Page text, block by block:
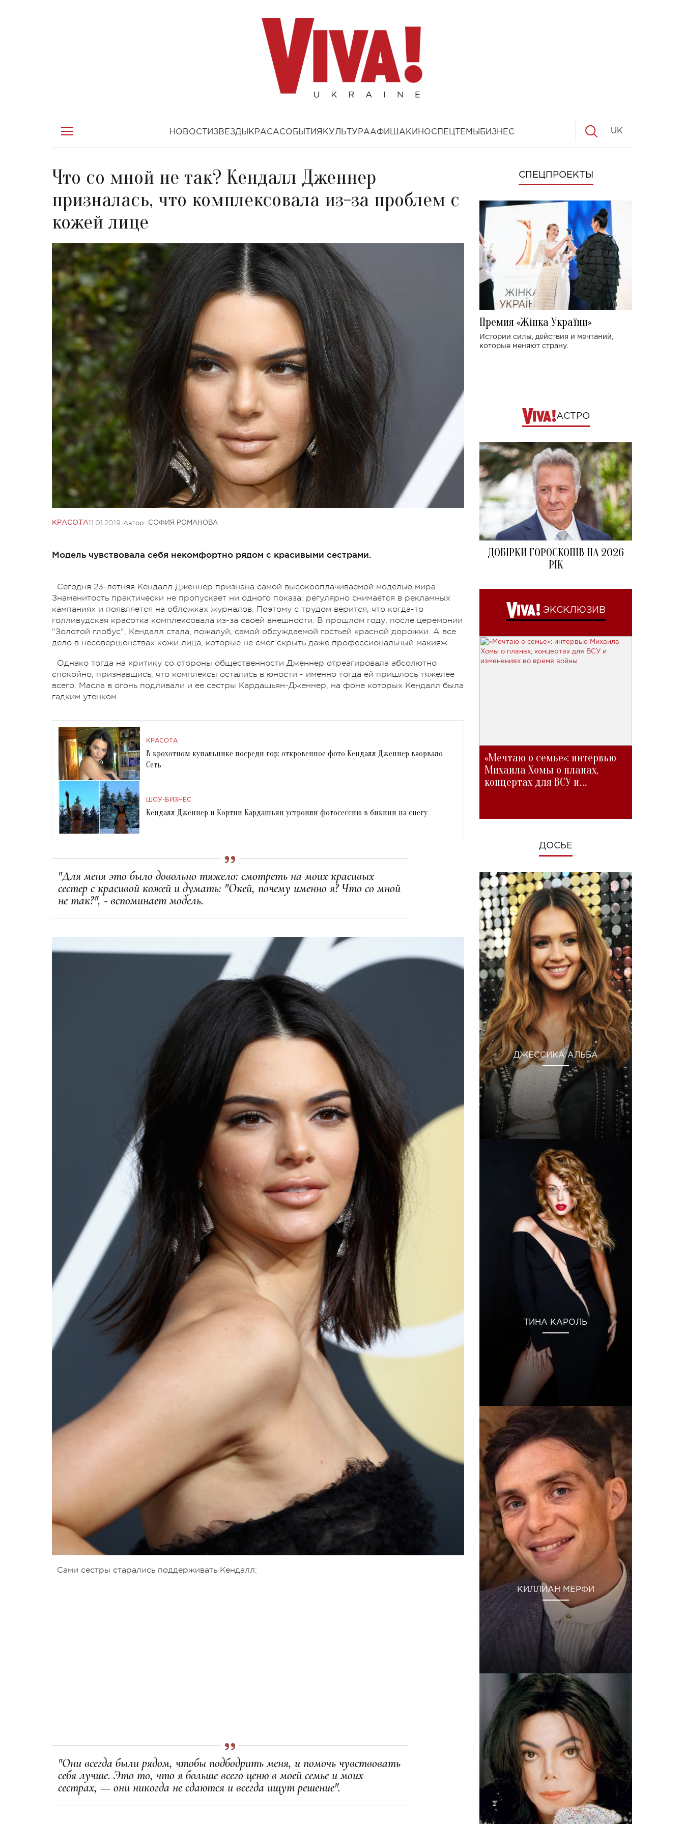
НОВОСТИ ЗВЕЗДЫ КРАСАСОБЫТИЯ КУЛЬТУРААФИША КИНОСПЕЦТЕМЫ БИЗНЕС UK
Что со мной не так? Кендалл Дженнер
призналась, что комплексовала из-за проблем с
кожей лице
КРАСОТА11.01.2019 Автор: СОФИЯ РОМАНОВА
Модель чувствовала себя некомфортно рядом с красивыми сестрами.
Сегодня 23-летняя Кендалл Дженнер признана самой высокооплачиваемой моделью мира.
Знаменитость практически не пропускает ни одного показа, регулярно снимается в рекламных
кампаниях и появляется на обложках журналов. Поэтому с трудом верится, что когда-то
голливудская красотка комплексовала из-за своей внешности. В прошлом году, после церемонии
"Золотой глобус", Кендалл стала, пожалуй, самой обсуждаемой гостьей красной дорожки. А все
дело в несовершенствах кожи лица, которые не смог скрыть даже профессиональный макияж.
Однако тогда на критику со стороны общественности Дженнер отреагировала абсолютно
спокойно, признавшись, что комплексы остались в юности - именно тогда ей пришлось тяжелее
всего. Масла в огонь подливали и ее сестры Кардашьян-Дженнер, на фоне которых Кендалл была
гадким утенком.
КРАСОТА
В крохотном купальнике посреди гор: откровенное фото Кендалл Дженнер взорвало
Сеть
ШОУ-БИЗНЕС
Кендалл Дженнер и Кортни Кардашьян устроили фотосессию в бикини на снегу
"Для меня это было довольно тяжело: смотреть на моих красивых
сестер с красивой кожей и думать: "Окей, почему именно я? Что со мной
не так?", - вспоминает модель.
Сами сестры старались поддерживать Кендалл:
"Они всегда были рядом, чтобы подбодрить меня, и помочь чувствовать
себя лучше. Это то, что я больше всего ценю в моей семье и моих
сестрах, — они никогда не сдаются и всегда ищут решение".
СПЕЦПРОЕКТЫ
Премия «Жінка України»
Истории силы, действия и мечтаний,
которые меняют страну.
АСТРО
ДОБІРКИ ГОРОСКОПІВ НА 2026
РІК
ЭКСКЛЮЗИВ
«Мечтаю о семье»: интервью
Михаила Хомы о планах,
концертах для ВСУ и
ДОСЬЕ
ДЖЕССИКА АЛЬБА
ТИНА КАРОЛЬ
КИЛЛИАН МЕРФИ